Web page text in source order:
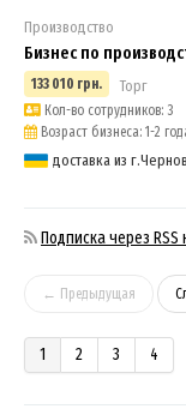
Производство
Бизнес по
133 010 грн. Торг
Кол-во сотрудников: 3
Возраст бизнеса: 1-2
доставка из
Подписка через
← Предыдущая
1 2 3 4